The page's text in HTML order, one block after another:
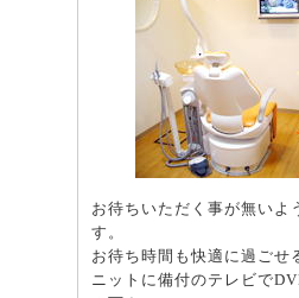
お待ちいただく事が無いよ
す。
お待ち時間も快適に過ごせ
ニットに備付のテレビで